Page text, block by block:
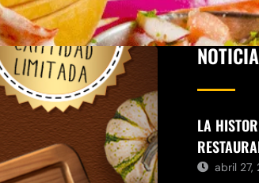
LA
abril 27,